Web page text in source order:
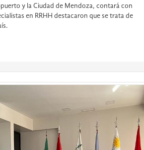
y la Ciudad de Mendoza, contará con
en RRHH destacaron que se trata de